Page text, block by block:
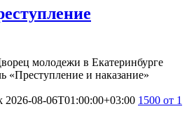
молодежи в Екатеринбурге
«Преступление и наказание»
2026-08-06T01:00:00+03:00 1500 от 1